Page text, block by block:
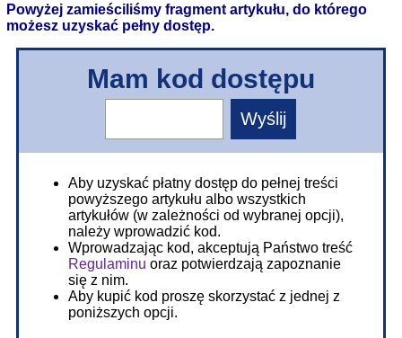
Powyżej zamieściliśmy fragment artykułu, do którego
możesz uzyskać pełny dostęp.
Mam kod dostępu
Aby uzyskać płatny dostęp do pełnej treści
powyższego artykułu albo wszystkich
artykułów (w zależności od wybranej opcji),
należy wprowadzić kod.
Wprowadzając kod, akceptują Państwo treść
Regulaminu oraz potwierdzają zapoznanie
się z nim.
Aby kupić kod proszę skorzystać z jednej z
poniższych opcji.